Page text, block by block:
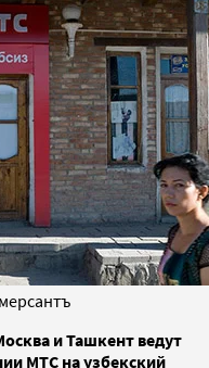
и Ташкент ведут
МТС на узбекский